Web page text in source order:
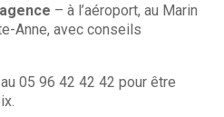
– à l’aéroport, au Marin
Anne, avec conseils
05 96 42 42 42 pour être